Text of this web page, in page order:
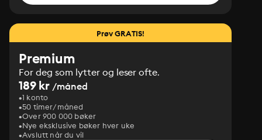
Prøv GRATIS!
Premium
For deg som lytter og leser ofte.
189 kr /måned
1 konto
50 timer/måned
Over 900 000 bøker
Nye eksklusive bøker hver uke
Avslutt når du vil